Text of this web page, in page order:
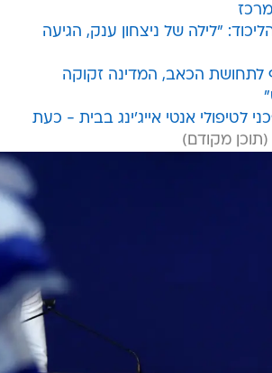
"לילה של ניצחון ענק, הגיעה
לתחושת הכאב, המדינה זקוקה
לטיפולי אנטי אייג'ינג בבית - כעת